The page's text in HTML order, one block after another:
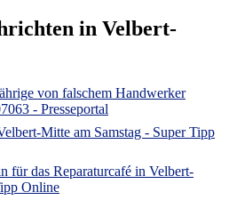
in Velbert-
von falschem Handwerker
- Presseportal
Mitte am Samstag - Super Tipp
für das Reparaturcafé in Velbert-
Online